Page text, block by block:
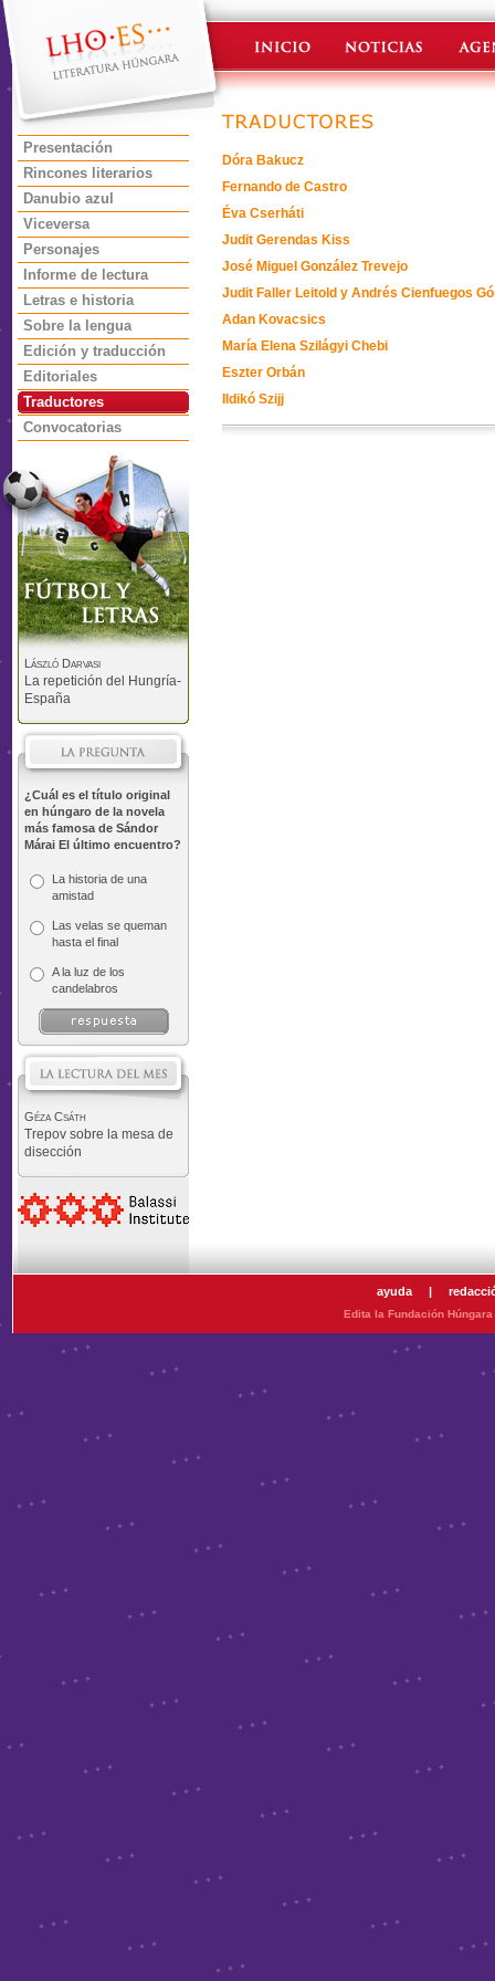
Presentación
Rincones literarios
Danubio azul
Viceversa
Personajes
Informe de lectura
Letras e historia
Sobre la lengua
Edición y traducción
Editoriales
Traductores
Convocatorias
László Darvasi
La repetición del Hungría-
España
¿Cuál es el título original
en húngaro de la novela
más famosa de Sándor
Márai El último encuentro?
La historia de una
amistad
Las velas se queman
hasta el final
A la luz de los
candelabros
Géza Csáth
Trepov sobre la mesa de
disección
Dóra Bakucz
Fernando de Castro
Éva Cserháti
Judit Gerendas Kiss
José Miguel González Trevejo
Judit Faller Leitold y Andrés Cienfuegos
Adan Kovacsics
María Elena Szilágyi Chebi
Eszter Orbán
Ildikó Szijj
ayuda |
Edita la Fundación